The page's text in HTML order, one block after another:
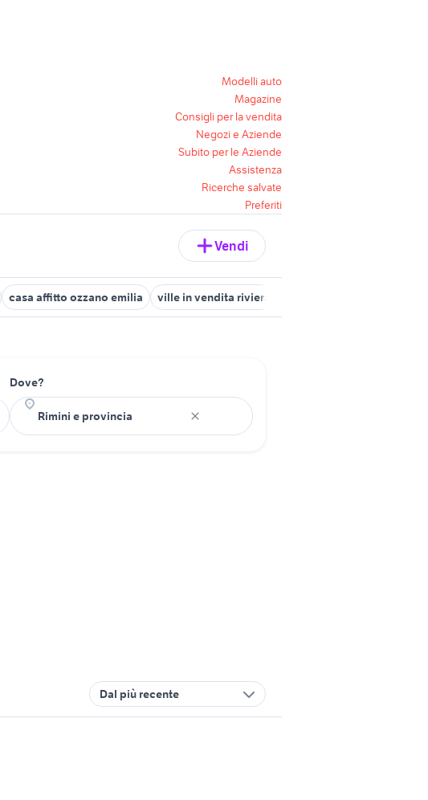
Modelli auto
Magazine
Consigli per la vendita
Negozi e Aziende
Subito per le Aziende
Assistenza
Ricerche salvate
Preferiti
Vendi
casa affitto ozzano emilia ville in vendita riviera romagnola
Dove?
Dal più recente